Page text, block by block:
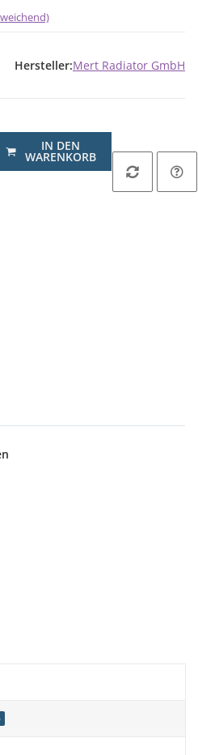
Hersteller:Mert Radiator GmbH
IN DEN
WARENKORB